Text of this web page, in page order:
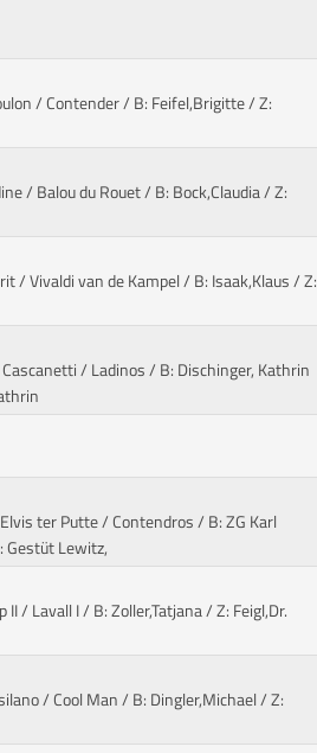
/ Contender/ B: Feifel,Brigitte / Z:
/ Balou du Rouet/ B: Bock,Claudia / Z:
/ Vivaldi van de Kampel/ B: Isaak,Klaus / Z:
/ Ladinos/ B: Dischinger, Kathrin
ter Putte / Contendros/ B: ZG Karl
Gestüt Lewitz,
II / Lavall I/ B: Zoller,Tatjana / Z: Feigl,Dr.
/ Cool Man/ B: Dingler,Michael / Z: